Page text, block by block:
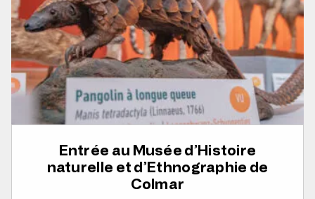
Entrée au Musée d’Histoire
naturelle et d’Ethnographie de
Colmar